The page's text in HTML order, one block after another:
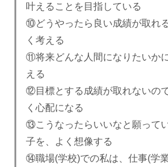
叶えることを目指している
⑩どうやったら良い成績が取れ
く考える
⑪将来どんな人間になりたいか
える
⑫目標とする成績が取れないの
く心配になる
⑬こうなったらいいなと願って
子を、よく想像する
⑭職場(学校)での私は、仕事(学